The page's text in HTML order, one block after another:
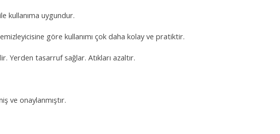
kullanıma uygundur.
göre kullanımı çok daha kolay ve pratiktir.
Yerden tasarruf sağlar. Atıkları azaltır.
ve onaylanmıştır.